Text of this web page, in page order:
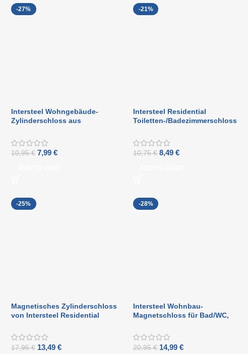
-27%
Intersteel Wohngebäude-
Zylinderschloss aus
10,95€ 7,99 €
-21%
Intersteel Residential
Toiletten-/Badezimmerschloss
10,75€ 8,49€
-25%
Magnetisches Zylinderschloss
von Intersteel Residential
abgerundetem Edelstahl
17,95€ 13,49 €
-28%
Intersteel Wohnbau-
Magnetschloss für Bad/WC,
abgerundet, schwarz
20,95€ 14,99€